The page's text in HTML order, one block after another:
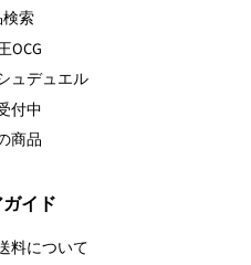
索
OCG
ュデュエル
付中
商品
イド
料について